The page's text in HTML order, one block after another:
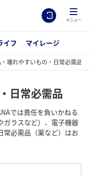
メニュー
イフ マイレージ
壊れやすいもの・日常必需品
日常必需品
では責任を負いかねる
ガラスなど）、電子機器
常必需品（薬など）はお